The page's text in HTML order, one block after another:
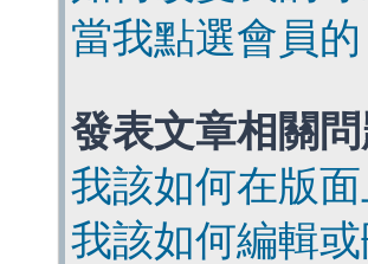
當我點選會員
發表文章相關問
我該如何在版
我該如何編輯